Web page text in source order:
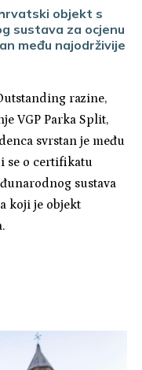
objekt s
sustava za ocjenu
među najodrživije
razine,
VGP Parka Split,
svrstan je među
se o certifikatu
sustava
koji je objekt